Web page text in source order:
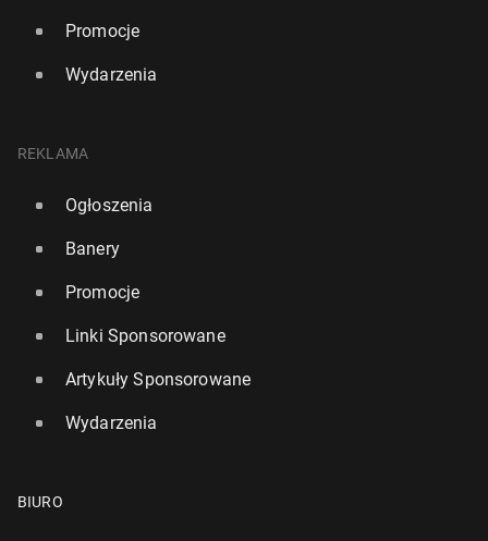
Promocje
Wydarzenia
REKLAMA
Ogłoszenia
Banery
Promocje
Linki Sponsorowane
Artykuły Sponsorowane
Wydarzenia
BIURO